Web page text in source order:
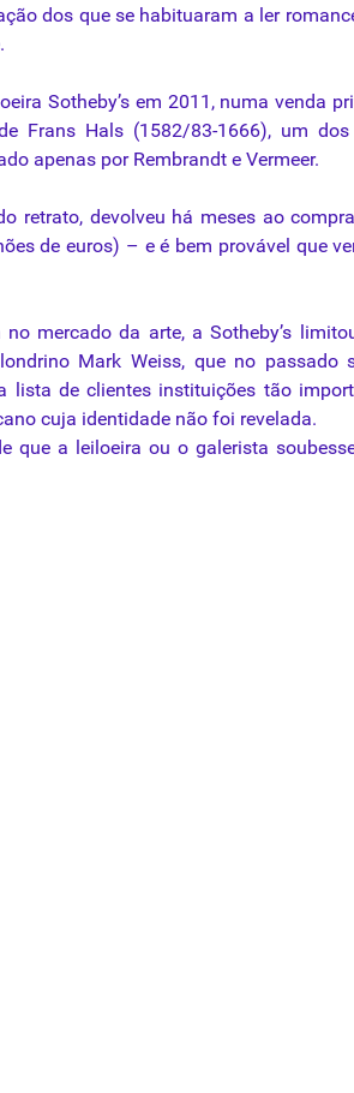
dos que se habituaram a ler
Sotheby’s em 2011, numa venda
Frans Hals (1582/83-1666), um
apenas por Rembrandt e Vermeer.
retrato, devolveu há meses ao
de euros) – e é bem provável que
mercado da arte, a Sotheby’s
Mark Weiss, que no passado
lista de clientes instituições tão
cuja identidade não foi revelada.
que a leiloeira ou o galerista